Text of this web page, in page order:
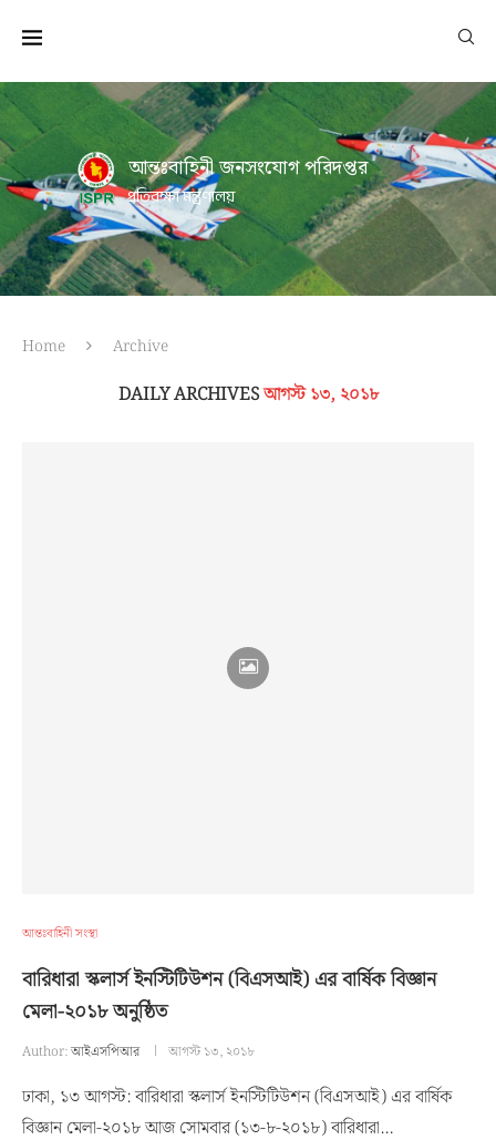
আন্তঃবাহিনী জনসংযোগ পরিদপ্তর
প্রতিরক্ষা মন্ত্রণালয়
Home Archive
DAILY ARCHIVESআগস্ট ১৩, ২০১৮
আন্তঃবাহিনী সংস্থা
বারিধারা স্কলার্স ইনস্টিটিউশন (বিএসআই) এর বার্ষিক বিজ্ঞান
মেলা-২০১৮ অনুষ্ঠিত
Author:আইএসপিআর আগস্ট ১৩, ২০১৮
ঢাকা, ১৩ আগস্ট: বারিধারা স্কলার্স ইনস্টিটিউশন (বিএসআই) এর বার্ষিক
বিজ্ঞান মেলা-২০১৮ আজ সোমবার (১৩-৮-২০১৮) বারিধারা…